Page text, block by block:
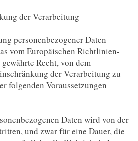
der Verarbeitung
personenbezogener Daten
vom Europäischen Richtlinien-
Recht, von dem
der Verarbeitung zu
folgenden Voraussetzungen
Daten wird von der
und zwar für eine Dauer, die